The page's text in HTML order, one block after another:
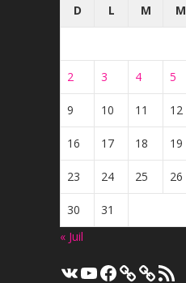
D
L M M
2 3 4 5
9 10 11 12
16 17 18 19
23 24 25 26
30
31
« Juil
VK YouTube
Facebook Flux
RSS